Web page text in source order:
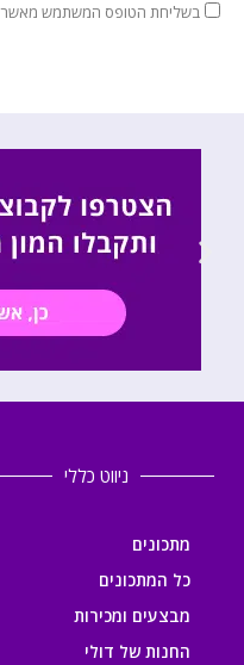
בשליחת הטופס המשתמש מאשר
ניווט כללי
מתכונים
כל המתכונים
מבצעים ומכירות
החנות של דולי